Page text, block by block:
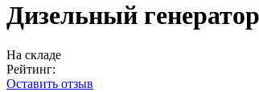
Дизельный
На складе
Рейтинг:
Оставить отзыв